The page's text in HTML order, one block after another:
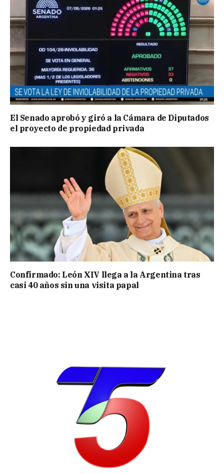
El Senado aprobó y giró a la Cámara de Diputados
el proyecto de propiedad privada
Confirmado: León XIV llega a la Argentina tras
casi 40 años sin una visita papal